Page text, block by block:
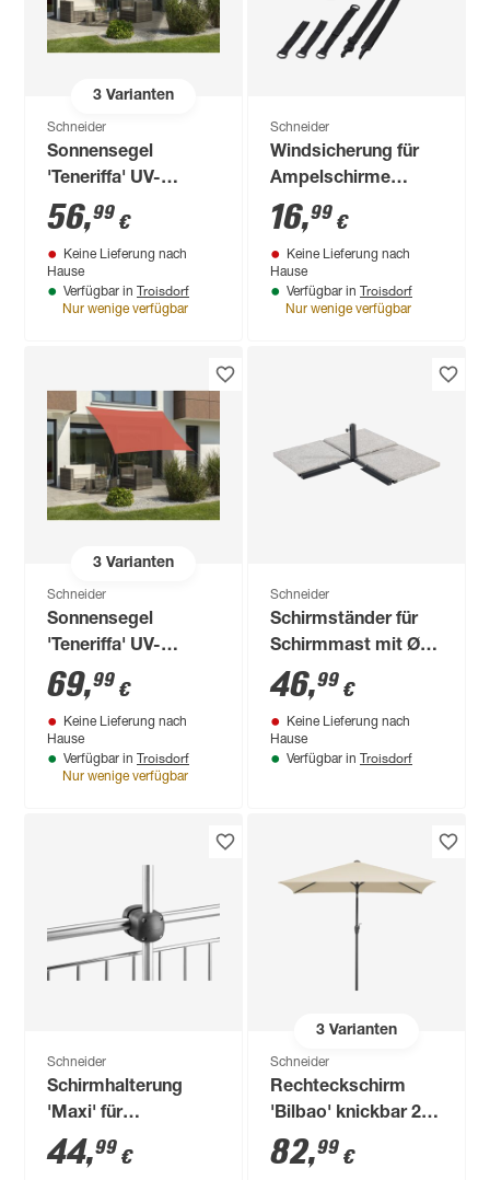
3Varianten
Schneider
Sonnensegel
'Teneriffa' UV-
beständig 500 x 500
x 500 cm
56,99 €
Keine Lieferung nach
Hause
Verfügbar in Troisdorf
Nur wenige verfügbar
Schneider
Windsicherung für
Ampelschirme
schwarz
16,99 €
Keine Lieferung nach
Hause
Verfügbar in Troisdorf
Nur wenige verfügbar
3Varianten
Schneider
Sonnensegel
'Teneriffa' UV-
beständig 360 x 360
cm
69,99 €
Keine Lieferung nach
Hause
Verfügbar in Troisdorf
Nur wenige verfügbar
Schneider
Schirmständer für
Schirmmast mit Ø
50 mm Stahl 105 x
105 x 35 cm
46,99 €
Keine Lieferung nach
Hause
Verfügbar in Troisdorf
Schneider
Schirmhalterung
'Maxi' für
Schirmmast mit Ø
25 bis 38 mm
44,99 €
3Varianten
Schneider
Rechteckschirm
'Bilbao' knickbar 210
x 130 cm
82,99 €